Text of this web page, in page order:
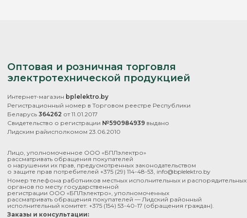
Оптовая и розничная торговля
электротехнической продукцией
Интернет-магазин bplelektro.by
Регистрационный номер в Торговом реестре Республики
Беларусь 364262 от 11.01.2017
Свидетельство о регистрации №590984939 выдано
Лидским райисполкомом 23.06.2010
Лицо, уполномоченное ООО «БПЛэлектро»
рассматривать обращения покупателей
о нарушении их прав, предусмотренных законодательством
о защите прав потребителей +375 (29) 114-48-53 info@bplelektro.by
Номер телефона работников местных исполнительных и распорядительных
органов по месту государственной
регистрации ООО «БПЛэлектро», уполномоченных
рассматривать обращения покупателей — Лидский районный
исполнительный комитет: +375 (154) 53-40-17 (обращения граждан).
Заказы и консультации: